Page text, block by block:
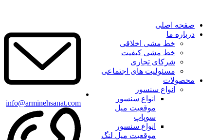
info@arminehsanat.com
صفحه اصلی
درباره ما
خط مشی اخلاقی
خط مشی کیفیت
شرکای تجاری
مسئولیت های اجتماعی
محصولات
انواع سنسور
انواع سنسور
موقعیت میل
سوپاپ
انواع سنسور
موقعیت میل لنگ